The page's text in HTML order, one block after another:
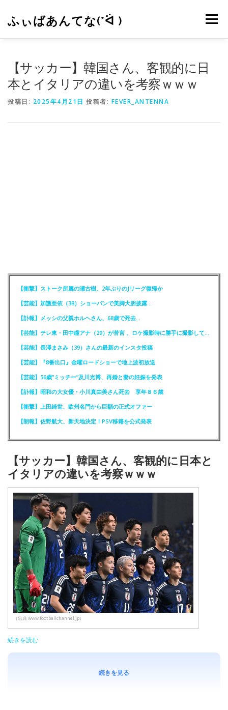
ふぃばあんてな(*ᐛ ) メニュー
【サッカー】韓国さん、客観的に日
本とイタリアの違いを考察ｗｗｗ
投稿日: 2025年4月21日 投稿者: FEVER_ANTENNA
【衝撃】ストーク所属の瀬古樹、2年ぶりのJリーグ復帰か
【芸能】加護亜依（38）ショーパンで美脚大胆披露…
【訃報】メッシの父親ホルヘさん、68歳で死去…
【芸能】テレ東・田中瞳アナ（29）が苦言 、ロケ撮影時に勝手に撮影してくる人達に注意喚起
【芸能】長澤まさみ（39）さんの最新のインスタ投稿
【芸能】『8番出口』金曜ロードショーで地上波初放送
【芸能】56歳“ミッチー”及川光博、再婚と妻の妊娠を発表
【訃報】昭和の大女優・小川真由美さん死去 享年８６歳
【衝撃】上田綺世、欧州名門から巨額の正式オファー
【朗報】佐野航大、新天地決定！PSV移籍を公式発表
【サッカー】韓国さん、客観的に日本と
イタリアの違いを考察ｗｗｗ
（出典 www.footballchannel.jp）
続きを読む
続きを見る